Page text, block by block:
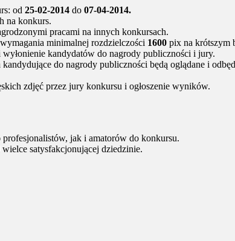
od 25-02-2014 do 07-04-2014.
na konkurs.
pracami na innych konkursach.
minimalnej rozdzielczości 1600 pix na krótszym
wyłonienie kandydatów do nagrody publiczności i jury.
kandydujące do nagrody publiczności będą oglądane i
zdjęć przez jury konkursu i ogłoszenie wyników.
jak i amatorów do konkursu.
satysfakcjonującej dziedzinie.